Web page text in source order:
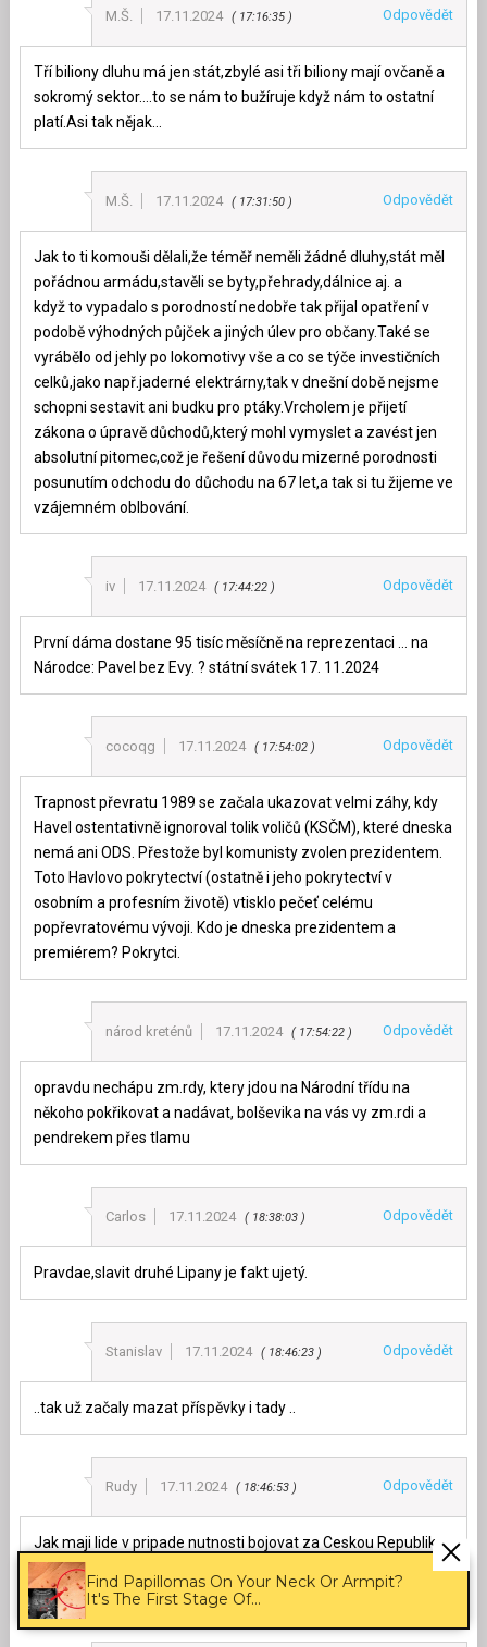
M.Š. 17.11.2024 17:16:35 Odpovědět
Tří biliony dluhu má jen stát,zbylé asi tři biliony mají ovčaně a
sokromý sektor….to se nám to bužíruje když nám to ostatní
platí.Asi tak nějak…
M.Š. 17.11.2024 17:31:50 Odpovědět
Jak to ti komouši dělali,že téměř neměli žádné dluhy,stát měl
pořádnou armádu,stavěli se byty,přehrady,dálnice aj. a
když to vypadalo s porodností nedobře tak přijal opatření v
podobě výhodných půjček a jiných úlev pro občany.Také se
vyrábělo od jehly po lokomotivy vše a co se týče investičních
celků,jako např.jaderné elektrárny,tak v dnešní době nejsme
schopni sestavit ani budku pro ptáky.Vrcholem je přijetí
zákona o úpravě důchodů,který mohl vymyslet a zavést jen
absolutní pitomec,což je řešení důvodu mizerné porodnosti
posunutím odchodu do důchodu na 67 let,a tak si tu žijeme ve
vzájemném oblbování.
iv 17.11.2024 17:44:22 Odpovědět
První dáma dostane 95 tisíc měsíčně na reprezentaci … na
Národce: Pavel bez Evy. ? státní svátek 17. 11.2024
cocoqg 17.11.2024 17:54:02 Odpovědět
Trapnost převratu 1989 se začala ukazovat velmi záhy, kdy
Havel ostentativně ignoroval tolik voličů (KSČM), které dneska
nemá ani ODS. Přestože byl komunisty zvolen prezidentem.
Toto Havlovo pokrytectví (ostatně i jeho pokrytectví v
osobním a profesním životě) vtisklo pečeť celému
popřevratovému vývoji. Kdo je dneska prezidentem a
premiérem? Pokrytci.
národ kreténů 17.11.2024 17:54:22 Odpovědět
opravdu nechápu zm.rdy, ktery jdou na Národní třídu na
někoho pokřikovat a nadávat, bolševika na vás vy zm.rdi a
pendrekem přes tlamu
Carlos 17.11.2024 18:38:03 Odpovědět
Pravdae,slavit druhé Lipany je fakt ujetý.
Stanislav 17.11.2024 18:46:23 Odpovědět
..tak už začaly mazat příspěvky i tady ..
Rudy 17.11.2024 18:46:53 Odpovědět
Jak maji lide v pripade nutnosti bojovat za Ceskou Republiku,
aniz by bojovali za to, co mame ve vlade? Prosil bych
odpoved.
Find Papillomas On Your Neck Or Armpit?
It's The First Stage Of...